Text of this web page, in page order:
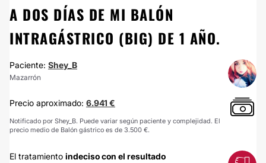
A DOS DÍAS DE MI BALÓN
INTRAGÁSTRICO (BIG) DE 1 AÑO.
Paciente: Shey_B
Mazarrón
Precio aproximado: 6.941 €
Notificado por Shey_B. Puede variar según paciente y complejidad. El
precio medio de Balón gástrico es de 3.500 €.
El tratamiento indeciso con el resultado